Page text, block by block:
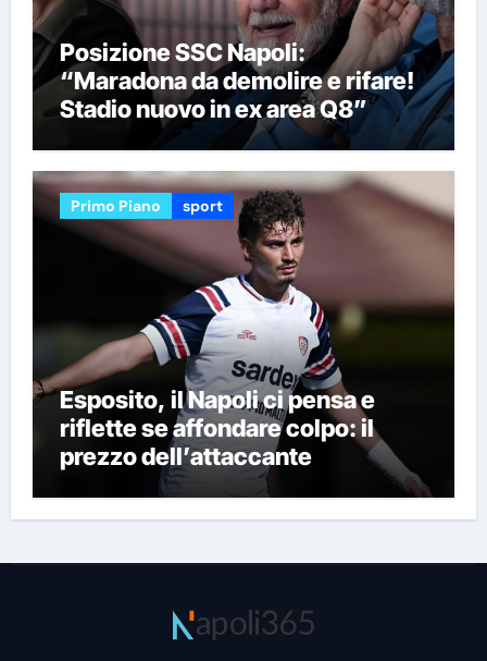
Posizione SSC Napoli:
“Maradona da demolire e rifare!
Stadio nuovo in ex area Q8”
Primo Piano sport
Esposito, il Napoli ci pensa e
riflette se affondare colpo: il
prezzo dell’attaccante